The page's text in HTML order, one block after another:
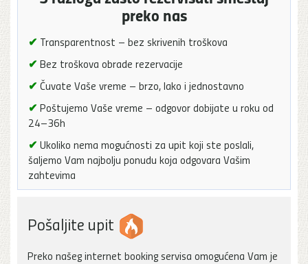
preko nas
✔ Transparentnost – bez skrivenih troškova
✔ Bez troškova obrade rezervacije
✔ Čuvate Vaše vreme – brzo, lako i jednostavno
✔ Poštujemo Vaše vreme – odgovor dobijate u roku od
24–36h
✔ Ukoliko nema mogućnosti za upit koji ste poslali,
šaljemo Vam najbolju ponudu koja odgovara Vašim
zahtevima
Pošaljite upit
Preko našeg internet booking servisa omogućena Vam je